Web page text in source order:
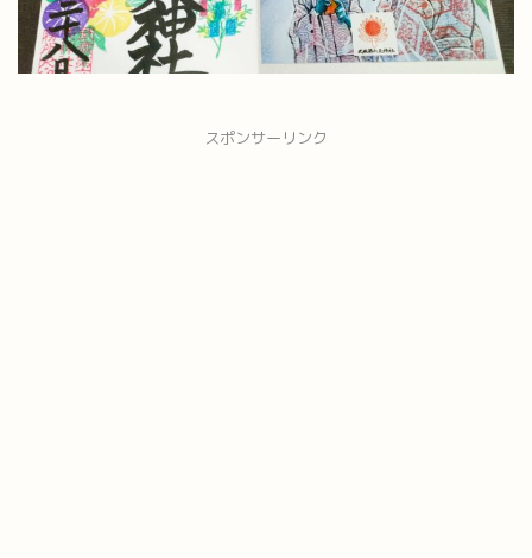
スポンサーリンク